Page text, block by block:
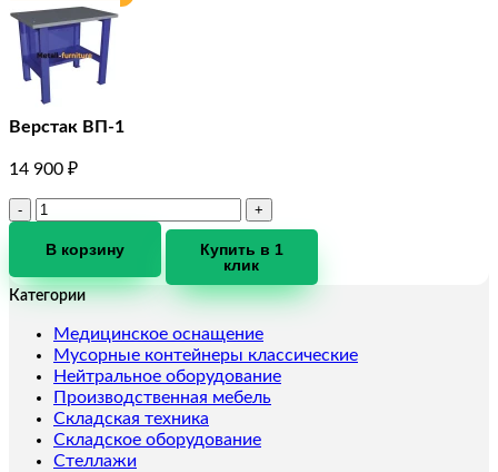
Верстак ВП-1
14 900 ₽
Количество
Верстак
В корзину
Купить в 1
клик
Категории
Медицинское оснащение
Мусорные контейнеры классические
Нейтральное оборудование
Производственная мебель
Складская техника
Складское оборудование
Стеллажи